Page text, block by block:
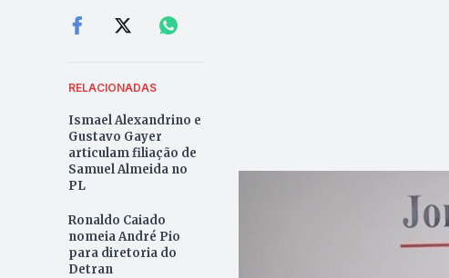
RELACIONADAS
Ismael Alexandrino e
Gustavo Gayer
articulam filiação de
Samuel Almeida no
PL
Ronaldo Caiado
nomeia André Pio
para diretoria do
Detran